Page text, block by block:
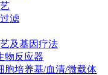
滤
及基因疗法
物反应器
胞培养基/血清/微载体